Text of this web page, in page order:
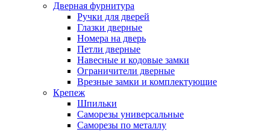
Дверная фурнитура
Ручки для дверей
Глазки дверные
Номера на дверь
Петли дверные
Навесные и кодовые замки
Ограничители дверные
Врезные замки и комплектующие
Крепеж
Шпильки
Саморезы универсальные
Саморезы по металлу